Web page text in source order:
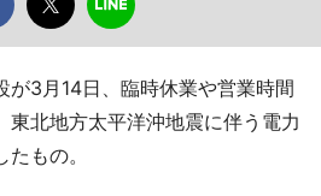
3月14日、臨時休業や営業時間
東北地方太平洋沖地震に伴う電力
もの。